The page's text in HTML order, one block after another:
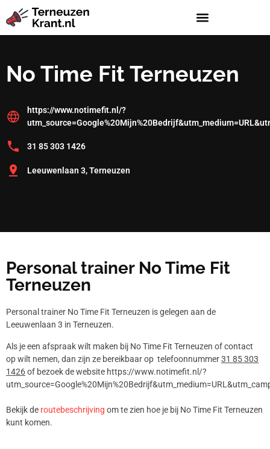
No Time Fit Terneuzen
https://www.notimefit.nl/?
31 85 303 1426
Leeuwenlaan 3, Terneuzen
Personal trainer No Time Fit
Terneuzen
Personal trainer No Time Fit Terneuzen is gelegen aan de
Leeuwenlaan 3 in Terneuzen.
Als je een afspraak wilt maken bij No Time Fit Terneuzen of contact
op wilt nemen, dan zijn ze bereikbaar op telefoonnummer31 85 303
1426of bezoek de website https://www.notimefit.nl/?
Bekijk de routebeschrijving om te zien hoe je bij No Time Fit Terneuzen
kunt komen.